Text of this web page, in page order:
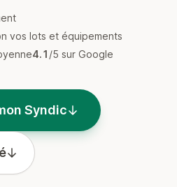
vos lots et équipements
4.1 /5 sur Google
Syndic